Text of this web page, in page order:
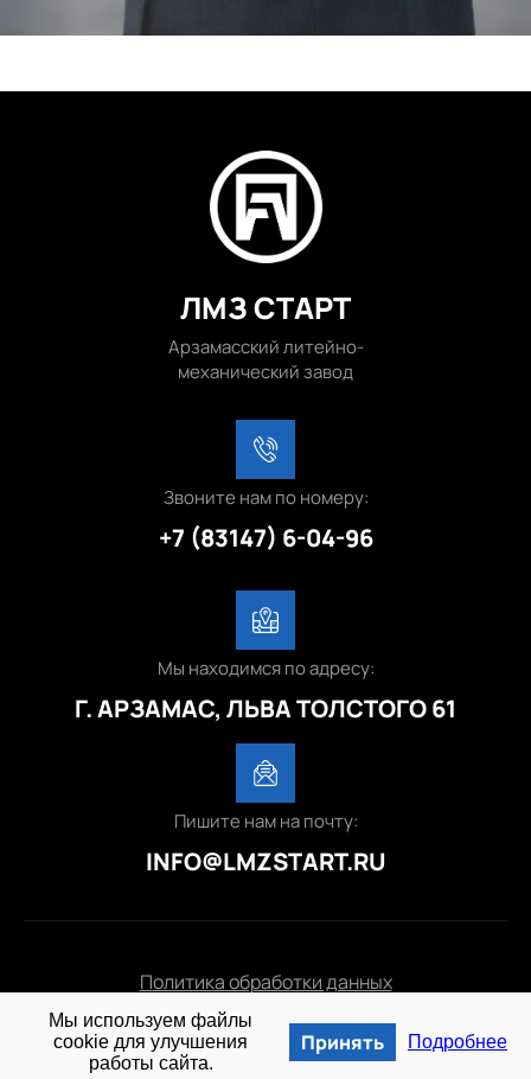
ЛМЗ СТАРТ
Арзамасский литейно-
механический завод
+7 (83147) 6-04-96
Звоните нам по номеру:
Г. АРЗАМАС, ЛЬВА ТОЛСТОГО 61
Мы находимся по адресу:
INFO@LMZSTART.RU
Пишите нам на почту:
Политика обработки данных
© 2025 lmzstart.ru
Мы используем файлы
cookie для улучшения
работы сайта.
Принять Подробнее